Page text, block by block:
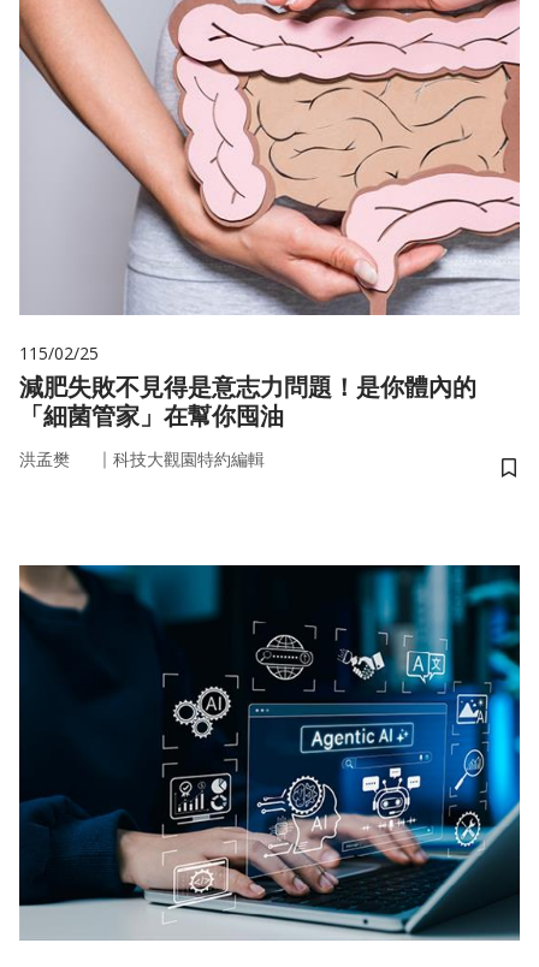
115/02/25
減肥失敗不見得是意志力問題！是你體內的
「細菌管家」在幫你囤油
洪孟樊 ｜ 科技大觀園特約編輯
儲